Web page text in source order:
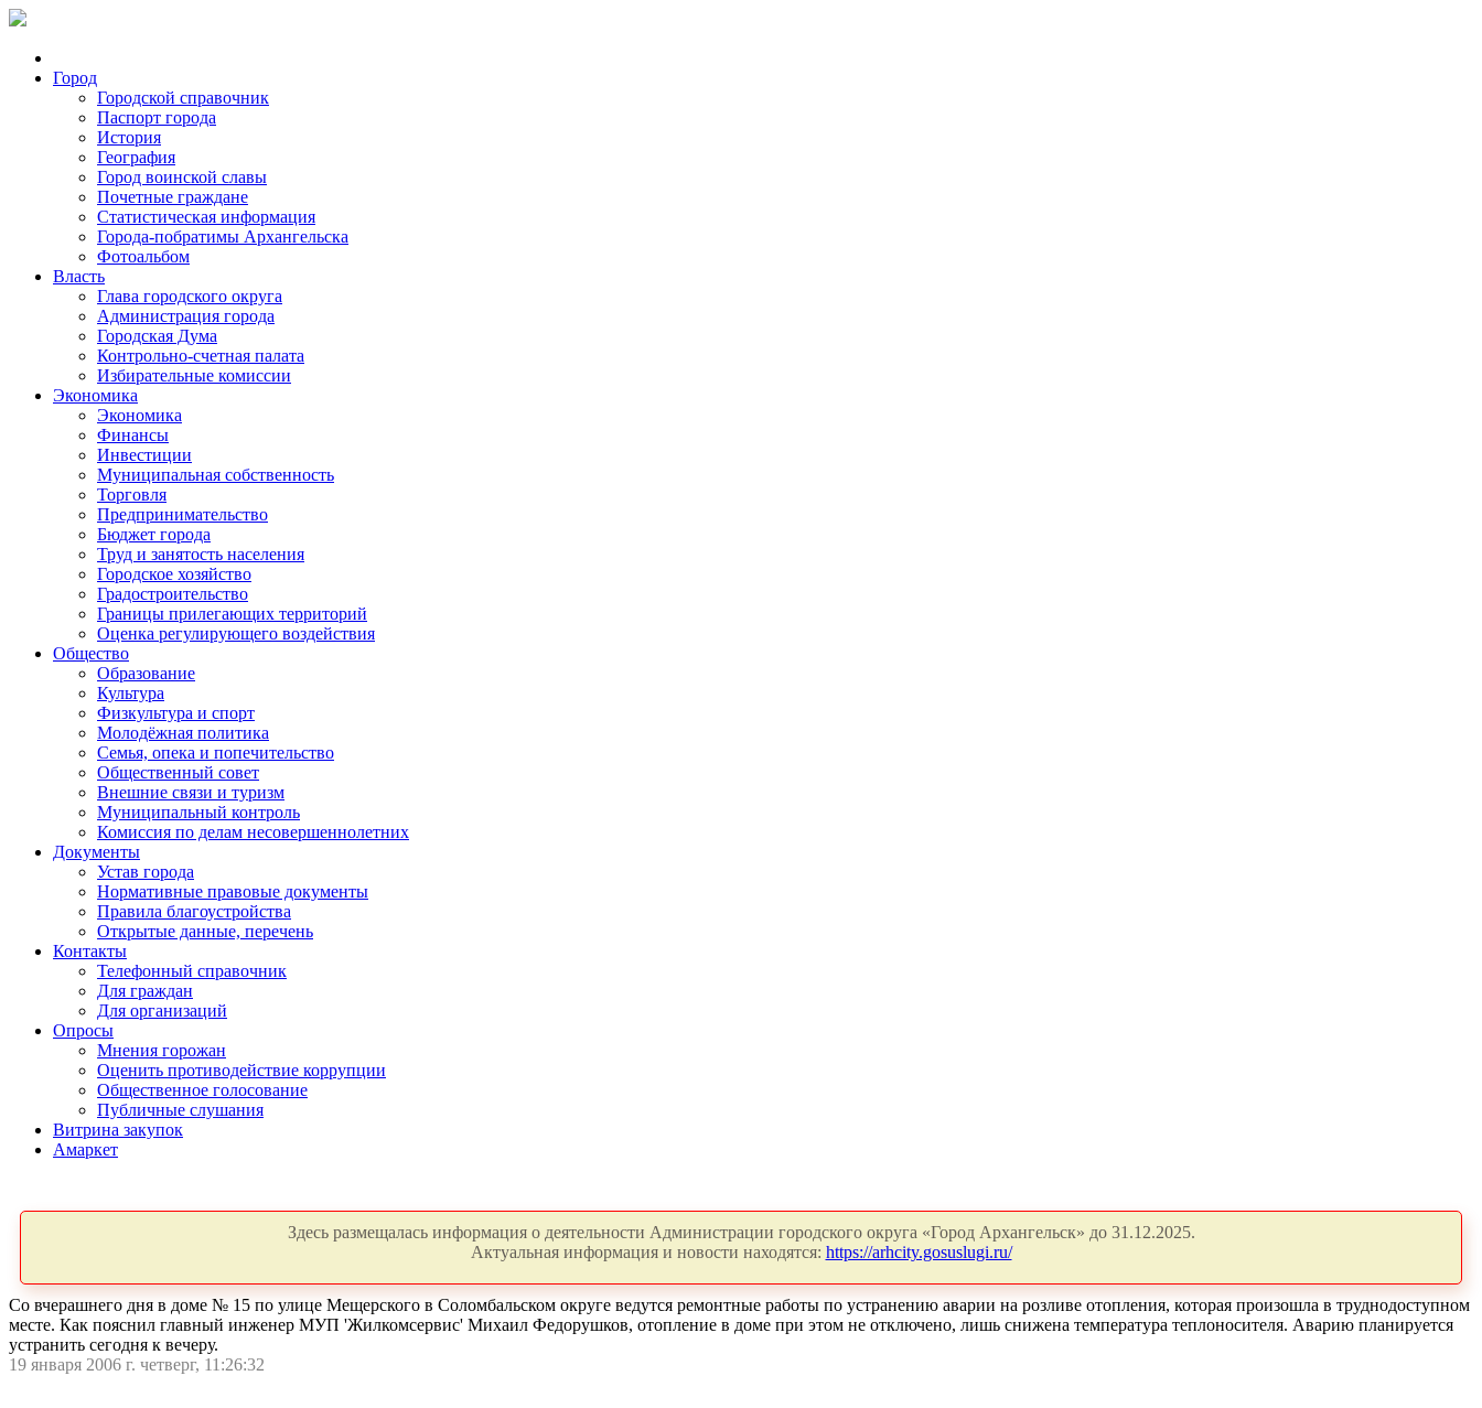
Город
Городской справочник
Паспорт города
История
География
Город воинской славы
Почетные граждане
Статистическая информация
Города-побратимы Архангельска
Фотоальбом
Власть
Глава городского округа
Администрация города
Городская Дума
Контрольно-счетная палата
Избирательные комиссии
Экономика
Экономика
Финансы
Инвестиции
Муниципальная собственность
Торговля
Предпринимательство
Бюджет города
Труд и занятость населения
Городское хозяйство
Градостроительство
Границы прилегающих территорий
Оценка регулирующего воздействия
Общество
Образование
Культура
Физкультура и спорт
Молодёжная политика
Семья, опека и попечительство
Общественный совет
Внешние связи и туризм
Муниципальный контроль
Комиссия по делам несовершеннолетних
Документы
Устав города
Нормативные правовые документы
Правила благоустройства
Открытые данные, перечень
Контакты
Телефонный справочник
Для граждан
Для организаций
Опросы
Мнения горожан
Оценить противодействие коррупции
Общественное голосование
Публичные слушания
Витрина закупок
Амаркет
Здесь размещалась информация о деятельности Администрации городского округа «Город Архангельск» до 31.12.2025.
Актуальная информация и новости находятся: https://arhcity.gosuslugi.ru/
Со вчерашнего дня в доме № 15 по улице Мещерского в Соломбальском округе ведутся ремонтные работы по устранению аварии на розливе отопления, которая произошла в труднодоступном
месте. Как пояснил главный инженер МУП 'Жилкомсервис' Михаил Федорушков, отопление в доме при этом не отключено, лишь снижена температура теплоносителя. Аварию планируется
устранить сегодня к вечеру.
19 января 2006 г. четверг, 11:26:32